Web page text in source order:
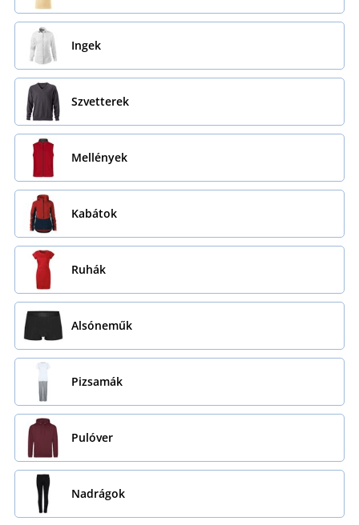
Ingek
Szvetterek
Mellények
Kabátok
Ruhák
Alsóneműk
Pizsamák
Pulóver
Nadrágok